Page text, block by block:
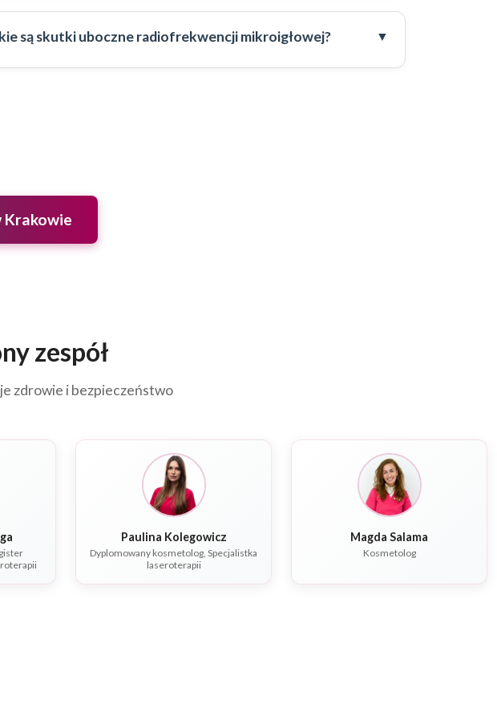
są skutki uboczne radiofrekwencji mikroigłowej?
Krakowie
zespół
zdrowie i bezpieczeństwo
Paulina Kolegowicz
Dyplomowany kosmetolog, Specjalistka
laseroterapii
Magda Salama
Kosmetolog